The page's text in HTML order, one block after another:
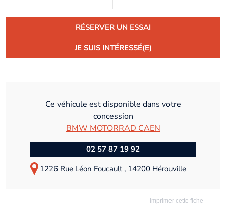
RÉSERVER UN ESSAI
JE SUIS INTÉRESSÉ(E)
Ce véhicule est disponible dans votre
concession
BMW MOTORRAD CAEN
02 57 87 19 92
1226 Rue Léon Foucault , 14200 Hérouville
Imprimer cette fiche